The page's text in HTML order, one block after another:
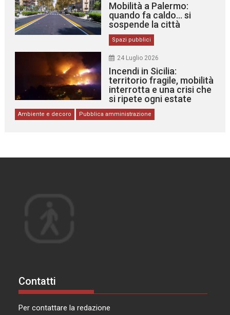
Mobilità a Palermo:
quando fa caldo… si
sospende la città
Spazi pubblici
24 Luglio 2026
Incendi in Sicilia:
territorio fragile, mobilità
interrotta e una crisi che
si ripete ogni estate
Ambiente e decoro Pubblica amministrazione
Contatti
Per contattare la redazione